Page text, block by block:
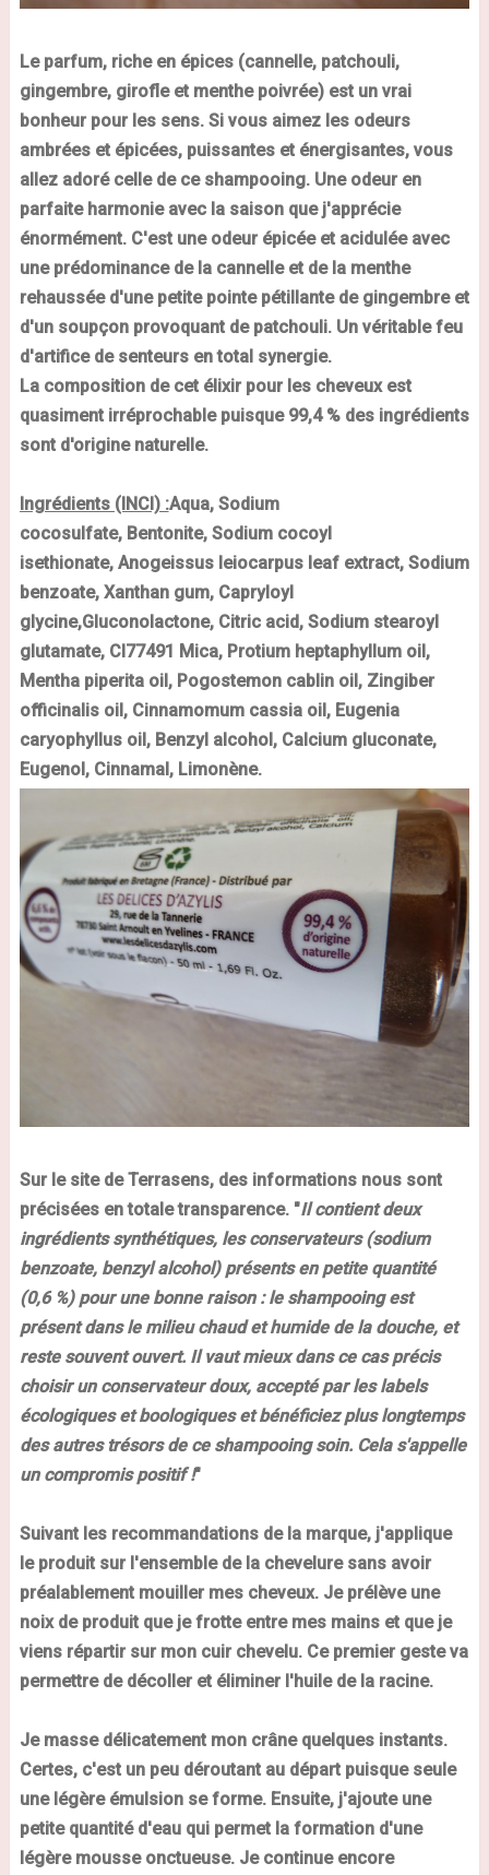
Le parfum, riche en épices (cannelle, patchouli,
gingembre, girofle et menthe poivrée) est un vrai
bonheur pour les sens. Si vous aimez les odeurs
ambrées et épicées, puissantes et énergisantes, vous
allez adoré celle de ce shampooing. Une odeur en
parfaite harmonie avec la saison que j'apprécie
énormément. C'est une odeur épicée et acidulée avec
une prédominance de la cannelle et de la menthe
rehaussée d'une petite pointe pétillante de gingembre et
d'un soupçon provoquant de patchouli. Un véritablefeu
d'artifice de senteurs en total synergie.
La composition de cet élixir pour les cheveux est
quasiment irréprochable puisque 99,4 % des ingrédients
sont d'origine naturelle.
Ingrédients (INCI) :Aqua, Sodium
cocosulfate, Bentonite,Sodium cocoyl
isethionate, Anogeissus leiocarpus leaf extract,Sodium
benzoate, Xanthan gum, Capryloyl
glycine,Gluconolactone,Citric acid, Sodium stearoyl
glutamate, CI77491 Mica, Protium heptaphyllum oil,
Mentha piperita oil, Pogostemon cablin oil, Zingiber
officinalis oil, Cinnamomum cassia oil, Eugenia
caryophyllus oil,Benzyl alcohol, Calcium gluconate,
Eugenol, Cinnamal, Limonène.
Sur le site de Terrasens, des informations nous sont
précisées en totale transparence. "Il contient deux
ingrédients synthétiques, les conservateurs (sodium
benzoate, benzyl alcohol) présents en petite quantité
(0,6 %) pour une bonne raison : le shampooing est
présent dans le milieu chaud et humide de la douche, et
reste souvent ouvert. Il vaut mieux dans ce cas précis
choisir un conservateur doux, accepté par les labels
écologiques et boologiques et bénéficiez plus longtemps
des autres trésors de ce shampooing soin. Cela s'appelle
un compromis positif !"
Suivant les recommandations de la marque, j'applique
le produit sur l'ensemble de la chevelure sans avoir
préalablement mouiller mes cheveux. Je prélève une
noix de produit que je frotte entre mes mains et que je
viens répartir sur mon cuir chevelu. Ce premier geste va
permettre de décoller et éliminer l'huile de la racine.
Je masse délicatement mon crâne quelques instants.
Certes, c'est un peu déroutant au départ puisque seule
une légère émulsion se forme. Ensuite, j'ajoute une
petite quantité d'eau qui permet la formation d'une
légère mousse onctueuse. Je continue encore